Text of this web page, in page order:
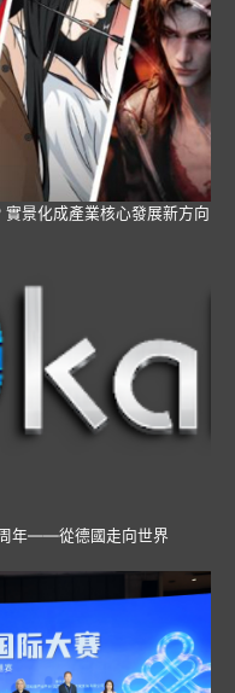
景化成產業核心發展新方向
年——從德國走向世界